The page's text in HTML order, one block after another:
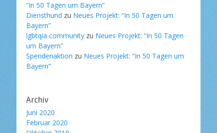
“In 50 Tagen um Bayern”
Diensthund zu Neues Projekt: “In 50 Tagen um
Bayern”
lgbtqia community zu Neues Projekt: “In 50 Tagen
um Bayern”
Spendenaktion zu Neues Projekt: “In 50 Tagen um
Bayern”
Archiv
Juni 2020
Februar 2020